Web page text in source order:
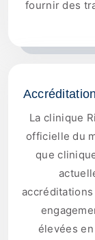
fournir des
La clinique
officielle du
que
élevées